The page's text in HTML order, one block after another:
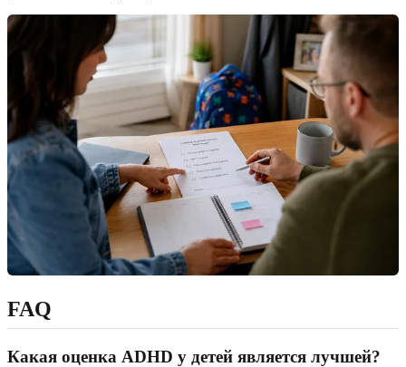
FAQ
Какая оценка ADHD у детей является лучшей?